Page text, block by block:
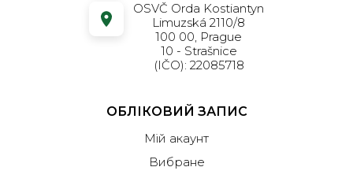
OSVČ Orda Kostiantyn
Limuzská 2110/8
100 00, Prague
10 - Strašnice
(IČO): 22085718
ОБЛІКОВИЙ ЗАПИС
Мій акаунт
Вибране